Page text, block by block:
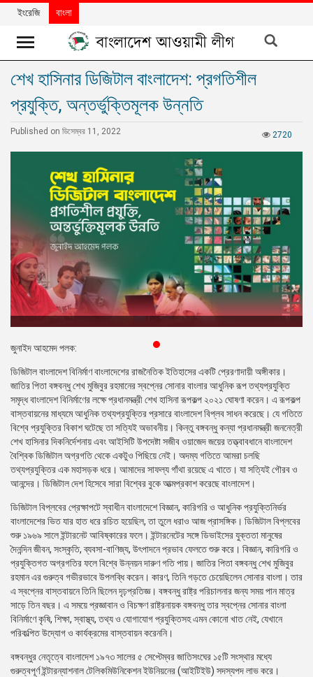
খবর
দলের
বিশেষ
মতামত
উন্নয়নের
বাংলাদেশ
নিউজলেটার
প্রেস
রিলিজ
প্রকাশনা
গ্যালারি
বিএনপি-
জামায়াত
সহিংসতা
সংগঠন
নির্বাচনী
ইশতেহার
ইংরেজি বাংলা
শেখ হাসিনার ডিজিটাল বাংলাদেশ: প্রগতিশীল
প্রযুক্তি, অন্তর্ভুক্তিমূলক উন্নতি
2720
Published on ডিসেম্বর 11, 2022
জুনাইদ আহমেদ পলক:
ডিজিটাল বাংলাদেশ বিনির্মাণ বাংলাদেশের রাজনৈতিক ইতিহাসের একটি প্রেরণাদায়ী অঙ্গীকার।
জাতির পিতা বঙ্গবন্ধু শেখ মুজিবুর রহমানের স্বপ্নের সোনার বাংলার আধুনিক রূপ তথ্যপ্রযুক্তি
সমৃদ্ধ বাংলাদেশ বিনির্মাণের লক্ষে প্রধানমন্ত্রী শেখ হাসিনা রূপকল্প ২০২১ ঘোষণা করেন। এ রূপকল্প
বাস্তবায়নের মাধ্যমে আধুনিক তথ্যপ্রযুক্তির প্রসারে বাংলাদেশ বিপ্লব সাধন করেছে। যে গতিতে
বিশ্বে প্রযুক্তির বিকাশ ঘটেছে তা সত্যিই অভাবনীয়। কিন্তু বঙ্গবন্ধু কন্যা প্রধানমন্ত্রী জননেত্রী
শেখ হাসিনার দিকনির্দেশনায় এবং আইসিটি উপদেষ্টা সজীব ওয়াজেদ জয়ের তত্ত্বাবধানে বাংলাদেশ
বৈশ্বিক ডিজিটাল অগ্রগতি থেকে একটুও পিছিয়ে নেই। অদম্য গতিতে আমরা চলছি
তথ্যপ্রযুক্তির এক মহাসড়ক ধরে। আমাদের সাফল্য গাঁথা রয়েছে এ খাতে। যা সত্যিই গৌরব ও
আনন্দের। ডিজিটাল দেশ হিসেবে সারা বিশ্বের বুকে আত্মপ্রকাশ করেছে বাংলাদেশ।
ডিজিটাল বিপ্লবের প্রেক্ষাপটে স্বাধীন বাংলাদেশে বিজ্ঞান, কারিগরি ও আধুনিক প্রযুক্তিনির্ভর
বাংলাদেশের ভিত যার হাত ধরে রচিত হয়েছিল, তা তুলে ধরাও আজ প্রাসঙ্গিক। ডিজিটাল বিপ্লবের
শুরু ১৯৬৯ সালে ইন্টারনেট আবিষ্কারের ফলে। ইন্টারনেটের সঙ্গে ডিভাইসের যুক্ততা মানুষের
দৈনন্দিন জীবন, সংস্কৃতি, ব্যবসা-বাণিজ্য, উৎপাদনে প্রভাব ফেলতে শুরু করে। বিজ্ঞান, কারিগরি ও
প্রযুক্তিগত অগ্রগতির ফলে বিশ্বে উন্নয়ন দারুণ গতি পায়। জাতির পিতা বঙ্গবন্ধু শেখ মুজিবুর
রহমান এর গুরুত্ব গভীরভাবে উপলব্ধি করেন। কারণ, তিনি গড়তে চেয়েছিলেন সোনার বাংলা। তার
এ স্বপ্নের বাস্তবায়নে তিনি ছিলেন দৃঢ়প্রতিজ্ঞ। বঙ্গবন্ধু রাষ্ট্র পরিচালনার জন্য সময় পান মাত্র
সাড়ে তিন বছর। এ সময়ে প্রজ্ঞাবান ও বিচক্ষণ রাষ্ট্রনায়ক বঙ্গবন্ধু তার স্বপ্নের সোনার বাংলা
বিনির্মাণে কৃষি, শিক্ষা, স্বাস্থ্য, তথ্য ও যোগাযোগ প্রযুক্তিসহ এমন কোনো খাত নেই, যেখানে
পরিকল্পিত উদ্যোগ ও কার্যক্রমের বাস্তবায়ন করেননি।
বঙ্গবন্ধুর নেতৃত্বে বাংলাদেশ ১৯৭৩ সালের ৫ সেপ্টেম্বর জাতিসংঘের ১৫টি সংস্থার মধ্যে
গুরুত্বপূর্ণ ইন্টারন্যাশনাল টেলিকমিউনিকেশন ইউনিয়নের (আইটিইউ) সদস্যপদ লাভ করে।